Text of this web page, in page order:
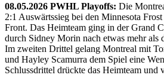
08.05.2026 PWHL Playoffs: Die
2:1 Auswärtssieg bei den Minnesota
Front. Das Heimteam ging in der Grand
durch Sidney Morin nach etwas mehr als
Im zweiten Drittel gelang Montreal mit
und Hayley Scamurra dem Spiel eine
Schlussdrittel drückte das Heimteam und